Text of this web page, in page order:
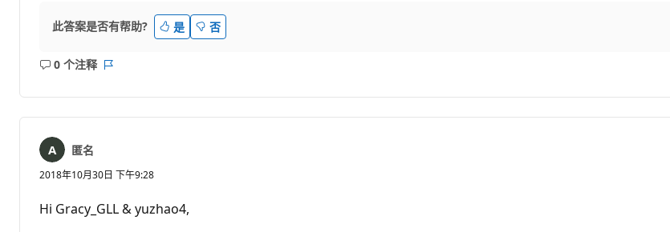
此答案是否有帮助? 是 否
0 个注释
无
匿名
2018年10月30日 下午9:28
Hi Gracy_GLL & yuzhao4,